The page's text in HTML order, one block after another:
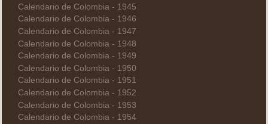
Calendario de Colombia - 1945
Calendario de Colombia - 1946
Calendario de Colombia - 1947
Calendario de Colombia - 1948
Calendario de Colombia - 1949
Calendario de Colombia - 1950
Calendario de Colombia - 1951
Calendario de Colombia - 1952
Calendario de Colombia - 1953
Calendario de Colombia - 1954